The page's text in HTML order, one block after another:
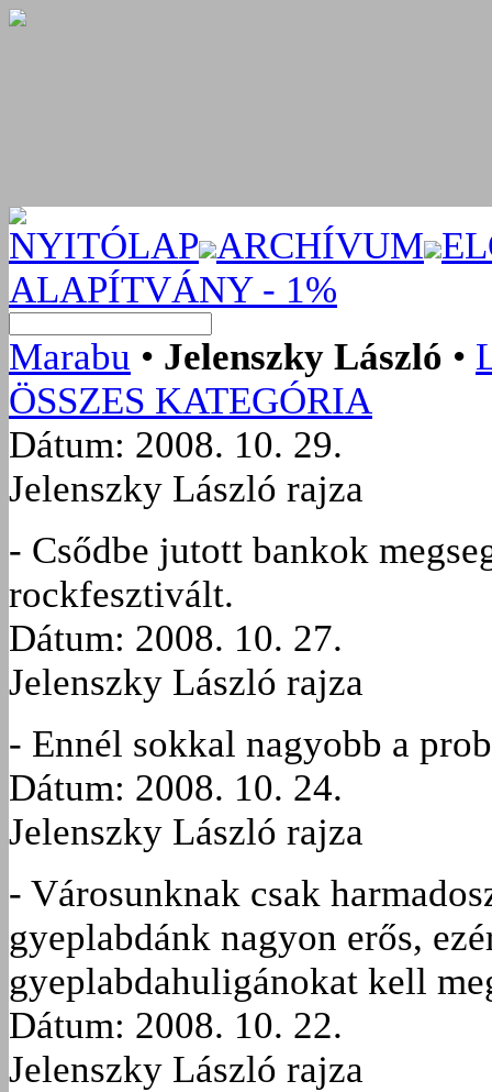
NYITÓLAP ARCHÍVUM
ALAPÍTVÁNY - 1%
Marabu • Jelenszky László •
ÖSSZES KATEGÓRIA
Dátum: 2008. 10. 29.
Jelenszky László rajza
- Csődbe jutott bankok
rockfesztivált.
Dátum: 2008. 10. 27.
Jelenszky László rajza
- Ennél sokkal nagyobb a
Dátum: 2008. 10. 24.
Jelenszky László rajza
- Városunknak csak
gyeplabdánk nagyon erős,
gyeplabdahuligánokat kell
Dátum: 2008. 10. 22.
Jelenszky László rajza